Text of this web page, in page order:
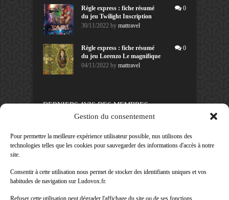
Gestion du consentement
Pour permettre la meilleure expérience utilisateur possible, nus utilisons des
technologies telles que les cookies pour sauvegarder des informations d'accès à notre
site.
Consentir à cette utilisation nous permet de stocker des identifiants uniques et vos
habitudes de navigation sur Ludovox.fr.
Refuser cette utilisation peut dégrader l'affichage du site ou de ses fonctions.
Règle express : fiche résumé
du jeu Twilight Inscription
30/11/2022 by mattravel
0
Règle express : fiche résumé
du jeu Lorenzo Le magnifique
04/11/2022 by mattravel
0
DERNIERS AVIS DES MEMBRES
Sur le jeu Collect!
Publié le
il y a 1 jour
Sur le jeu Detective Box - Ciao
Bella